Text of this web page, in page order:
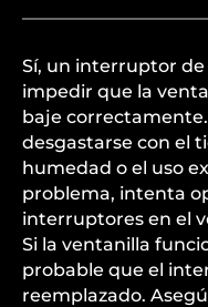
Sí, un interruptor
impedir que la
baje
desgastarse con el
humedad o el uso
problema, intenta
interruptores en el
Si la ventanilla
probable que el
reemplazado.